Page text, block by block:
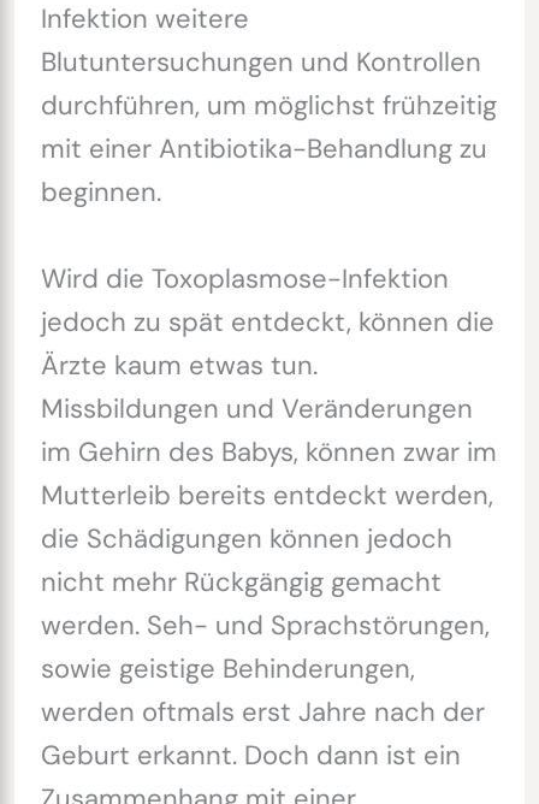
Infektion weitere
Blutuntersuchungen und Kontrollen
durchführen, um möglichst frühzeitig
mit einer Antibiotika-Behandlung zu
beginnen.
Wird die Toxoplasmose-Infektion
jedoch zu spät entdeckt, können die
Ärzte kaum etwas tun.
Missbildungen und Veränderungen
im Gehirn des Babys, können zwar im
Mutterleib bereits entdeckt werden,
die Schädigungen können jedoch
nicht mehr Rückgängig gemacht
werden. Seh- und Sprachstörungen,
sowie geistige Behinderungen,
werden oftmals erst Jahre nach der
Geburt erkannt. Doch dann ist ein